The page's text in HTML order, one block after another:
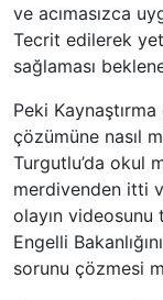
ve acımasızca
Tecrit edilerek
sağlaması
Peki
çözümüne nasıl
Turgutlu’da okul
merdivenden itti
olayın
Engelli
sorunu çözmesi